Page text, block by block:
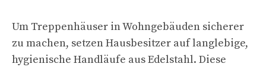
Um Treppenhäuser in Wohngebäuden sicherer
zu machen, setzen Hausbesitzer auf langlebige,
hygienische Handläufe aus Edelstahl. Diese